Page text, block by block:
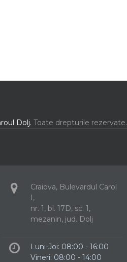
Dolj. Toate drepturile rezervate.
Craiova, Bulevardul Carol
I,
nr. 1, bl. 17D, sc. 1,
mezanin, jud. Dolj
Luni-Joi: 08:00 - 16:00
Vineri: 08:00 - 14:00